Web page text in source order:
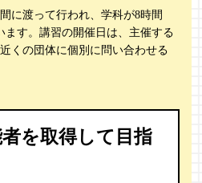
に渡って行われ、学科が8時間
ます。講習の開催日は、主催する
くの団体に個別に問い合わせる
を取得して目指